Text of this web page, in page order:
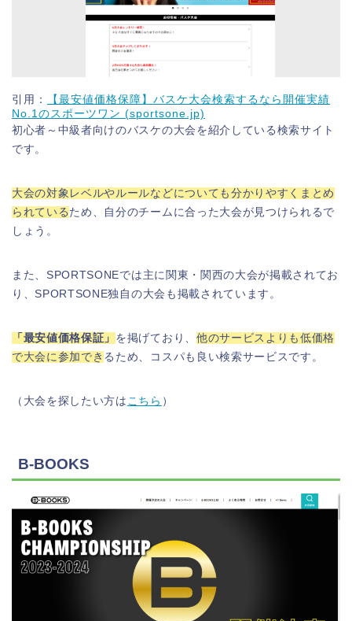
引用：
【最安値価格保障】バスケ大会検索するなら開催実績
No.1のスポーツワン (sportsone.jp)
初心者～中級者向けのバスケの大会を紹介している検索サイト
です。
大会の対象レベルやルールなどについても分かりやすくまとめ
られている ため、自分のチームに合った大会が見つけられるで
しょう。
また、SPORTSONEでは主に関東・関西の大会が掲載されてお
り、SPORTSONE独自の大会も掲載されています。
「最安値価格保証」 を掲げており、 他のサービスよりも低価格
で大会に参加でき るため、コスパも良い検索サービスです。
（大会を探したい方は こちら ）
B-BOOKS